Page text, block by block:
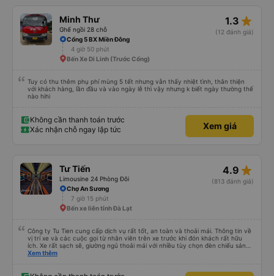
mình cứ phải mang cái mền mỏng để lót nằm. Chúc hãng xe luôn suôn sẻ
,thượng lộ bình an Hẹn gặp lại chuyến 5 giờ sáng mai
Minh Thư
Ghế ngồi 28 chỗ
1.3 star_rate
(12 đánh giá)
Cổng 5 BX Miền Đông
4 giờ 50 phút
Bến Xe Di Linh (Trước Cổng)
Tuy có thu thêm phụ phí mùng 5 tết nhưng vẫn thấy nhiệt tình, thân thiện
với khách hàng, lần đầu và vào ngày lễ thì vậy nhưng k biết ngày thường thế
nào hihi
Không cần thanh toán trước
Xác nhận chỗ ngay lập tức
Xem giá
Tư Tiến
Limousine 24 Phòng Đôi
4.9 star_rate
(813 đánh giá)
Chợ An Sương
7 giờ 15 phút
Bến xe liên tỉnh Đà Lạt
Công ty Tu Tien cung cấp dịch vụ rất tốt, an toàn và thoải mái. Thông tin về
vị trí xe và các cuộc gọi từ nhân viên trên xe trước khi đón khách rất hữu
ích. Xe rất sạch sẽ, giường ngủ thoải mái với nhiều tùy chọn đèn chiếu sáng
và cổng USB được đặt ở vị trí thuận tiện. Nhân viên rất lịch sự và xe đến
Xem thêm